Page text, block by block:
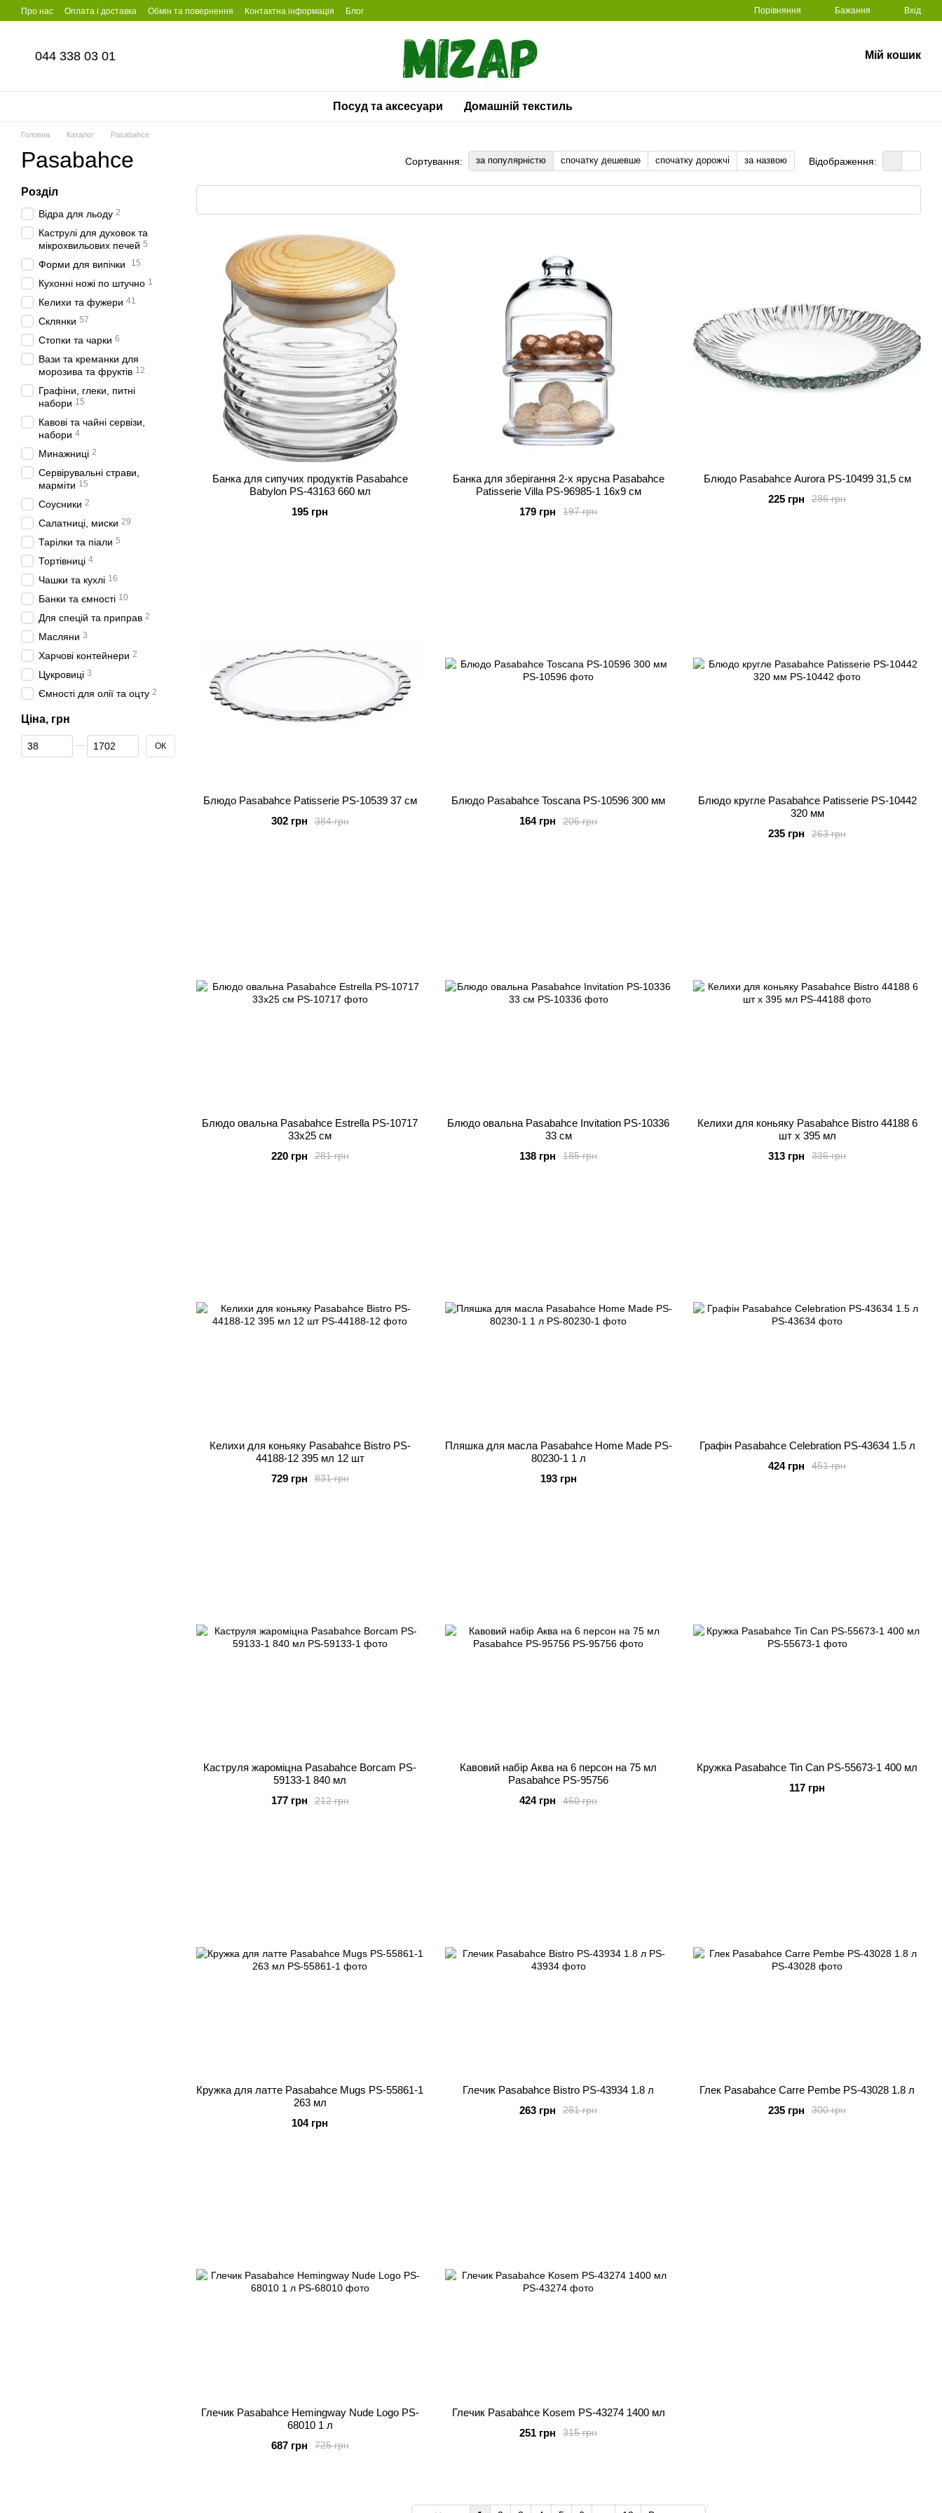
Перейти до основного контенту
Про нас Оплата і доставка Обмін та повернення Контактна інформація Блог Порівняння Бажання Вхід
044 338 03 01 Мій кошик
Посуд та аксесуари Домашній текстиль
Головна Каталог Pasabahce
Pasabahce Сортування: за популярністю спочатку дешевше спочатку дорожчі за назвою Відображення:
Банка для сипучих продуктів Pasabahce
Babylon PS-43163 660 мл
195 грн
Банка для зберігання 2-х ярусна Pasabahce
Patisserie Villa PS-96985-1 16х9 см
197 грн
179 грн
Блюдо Pasabahce Aurora PS-10499 31,5 см
286 грн
225 грн
Блюдо Pasabahce Patisserie PS-10539 37 см
384 грн
302 грн
Блюдо Pasabahce Toscana PS-10596 300 мм
206 грн
164 грн
Блюдо кругле Pasabahce Patisserie PS-10442
320 мм
263 грн
235 грн
Блюдо овальна Pasabahce Estrella PS-10717
33х25 см
281 грн
220 грн
Блюдо овальна Pasabahce Invitation PS-10336
33 см
185 грн
138 грн
Келихи для коньяку Pasabahce Bistro 44188 6
шт х 395 мл
336 грн
313 грн
Келихи для коньяку Pasabahce Bistro PS-
44188-12 395 мл 12 шт
831 грн
729 грн
Пляшка для масла Pasabahce Home Made PS-
80230-1 1 л
193 грн
Графін Pasabahce Celebration PS-43634 1.5 л
451 грн
424 грн
Каструля жароміцна Pasabahce Borcam PS-
59133-1 840 мл
212 грн
177 грн
Кавовий набір Аква на 6 персон на 75 мл
Pasabahce PS-95756
460 грн
424 грн
Кружка Pasabahce Tin Can PS-55673-1 400 мл
117 грн
Кружка для латте Pasabahce Mugs PS-55861-1
263 мл
104 грн
Глечик Pasabahce Bistro PS-43934 1.8 л
281 грн
263 грн
Глек Pasabahce Carre Pembe PS-43028 1.8 л
300 грн
235 грн
Глечик Pasabahce Hemingway Nude Logo PS-
68010 1 л
725 грн
687 грн
Глечик Pasabahce Kosem PS-43274 1400 мл
315 грн
251 грн
Розділ
Відра для льоду 2
Каструлі для духовок та
мікрохвильових печей 5
Форми для випічки 15
Кухонні ножі по штучно 1
Келихи та фужери 41
Склянки 57
Стопки та чарки 6
Вази та креманки для
морозива та фруктів 12
Графіни, глеки, питні
набори 15
Кавові та чайні сервізи,
набори 4
Минажниці 2
Сервірувальні страви,
марміти 15
Соусники 2
Салатниці, миски 29
Тарілки та піали 5
Тортівниці 4
Чашки та кухлі 16
Банки та ємності 10
Для спецій та приправ 2
Масляни 3
Харчові контейнери 2
Цукровиці 3
Ємності для олії та оцту 2
Ціна, грн
Від Ціна, грн
До Ціна, грн ОК